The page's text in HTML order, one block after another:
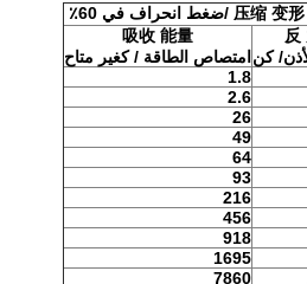
压缩 变 ضغط انحراف في 60٪
反
/ كن
吸收 能量
امتصاص الطاقة / كغير متاح
1.8
2.6
26
49
64
93
216
456
918
1695
7860